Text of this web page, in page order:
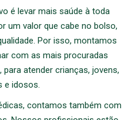
é levar mais saúde à toda
um valor que cabe no bolso,
Por isso, montamos
com as mais procuradas
atender crianças, jovens,
e idosos.
contamos também com